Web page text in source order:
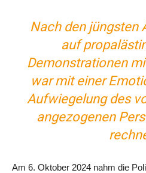
Nach den jüngsten
auf
Demonstrationen
war mit einer
Aufwiegelung des
angezogenen
Am 6. Oktober 2024 nahm die